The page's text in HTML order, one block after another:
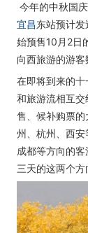
今年的中秋国
宜昌东站预计
始预售10月2日
向西旅游的游客
在即将到来的
和旅游流相互
售、候补购票的
州、杭州、西安
成都等方向的
三天的这两个方